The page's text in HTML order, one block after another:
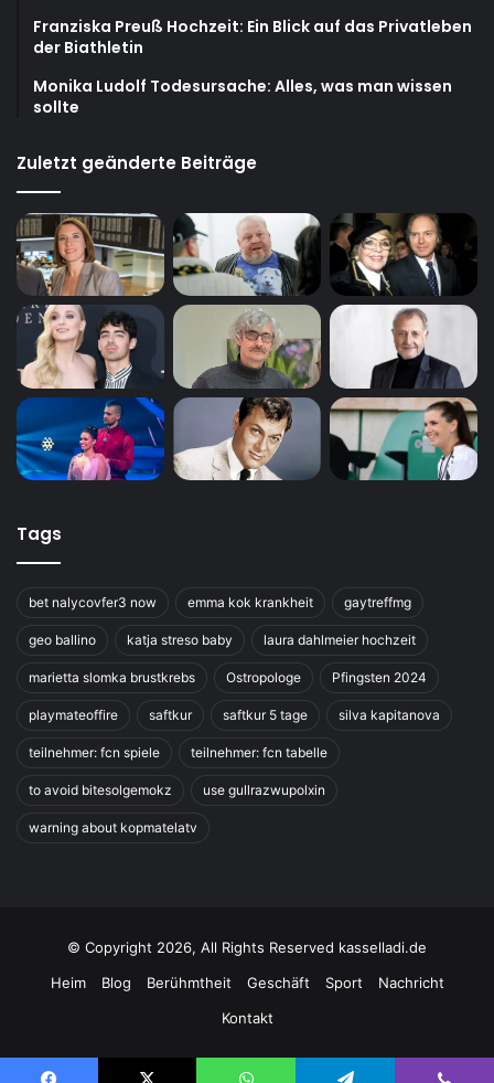
Franziska Preuß Hochzeit: Ein Blick auf das Privatleben
der Biathletin
Monika Ludolf Todesursache: Alles, was man wissen
sollte
Zuletzt geänderte Beiträge
Tags
bet nalycovfer3 now emma kok krankheit gaytreffmg
geo ballino katja streso baby laura dahlmeier hochzeit
marietta slomka brustkrebs Ostropologe Pfingsten 2024
playmateoffire saftkur saftkur 5 tage silva kapitanova
teilnehmer: fcn spiele teilnehmer: fcn tabelle
to avoid bitesolgemokz use gullrazwupolxin
warning about kopmatelatv
© Copyright 2026, All Rights Reserved kasselladi.de
Heim
Blog Berühmtheit Geschäft Sport
Nachricht
Kontakt